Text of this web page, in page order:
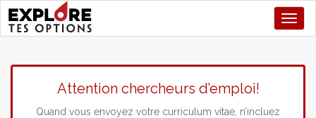
Attention chercheurs d’emploi!
Quand vous envoyez votre curriculum vitae, n’incluez